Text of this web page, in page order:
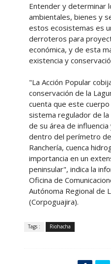
Entender y determinar
ambientales, bienes y
estos ecosistemas es
derroteros para
económica, y de esta
existencia y
"La Acción Popular
conservación de la
cuenta que este
sistema regulador de
de su área de
dentro del perímetro
Ranchería, cuenca
importancia en un
peninsular", indica la
Oficina de
Autónoma Regional de
(Corpoguajira).
Tags : Riohacha